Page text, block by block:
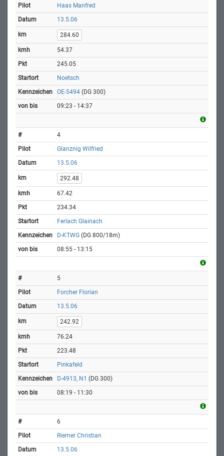
Haas Manfred
13.5.06
284.60
54.37
245.05
Noetsch
OE-5494 (DG 300)
09:23 - 14:37
4
Glanznig Wilfried
13.5.06
292.48
67.42
234.34
Ferlach Glainach
D-KTWG (DG 800/18m)
08:55 - 13:15
5
Forcher Florian
13.5.06
242.92
76.24
223.48
Pinkafeld
D-4913, N1 (DG 300)
08:19 - 11:30
6
Riemer Christian
13.5.06